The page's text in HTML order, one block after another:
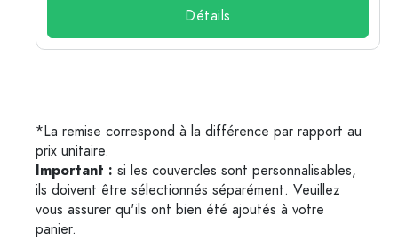
Détails
*La remise correspond à la différence par rapport au
prix unitaire.
Important : si les couvercles sont personnalisables,
ils doivent être sélectionnés séparément. Veuillez
vous assurer qu'ils ont bien été ajoutés à votre
panier.